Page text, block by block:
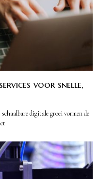
voor snelle,
digitale groei vormen de